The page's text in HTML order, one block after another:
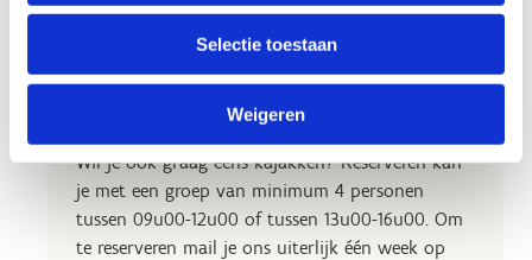
Selectie toestaan
Weigeren
Reserveer jouw kajakmoment
Wil je ook graag eens kajakken? Reserveren kan
je met een groep van minimum 4 personen
tussen 09u00-12u00 of tussen 13u00-16u00. Om
te reserveren mail je ons uiterlijk één week op